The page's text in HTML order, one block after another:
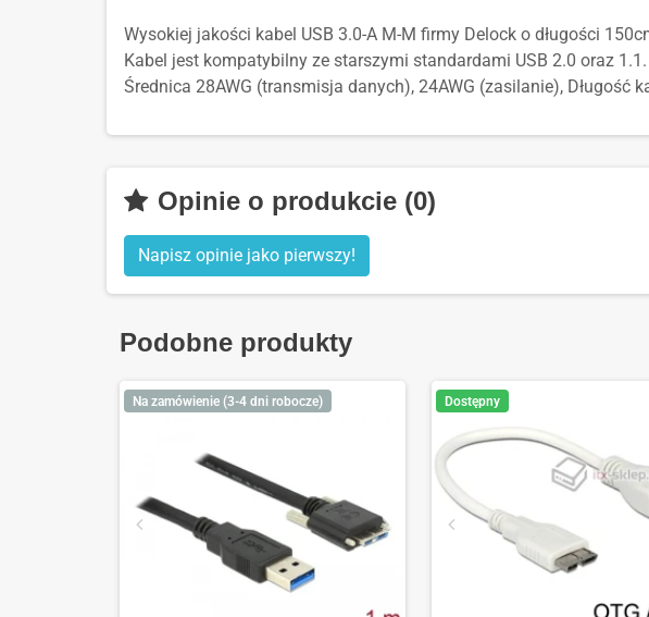
Wysokiej jakości kabel USB 3.0-A M-M firmy Delock o długości
Kabel jest kompatybilny ze starszymi standardami USB 2.0 oraz
Średnica 28AWG (transmisja danych), 24AWG (zasilanie), Długość
Opinie o produkcie (0)
Napisz opinie jako pierwszy!
Podobne produkty
Na zamówienie (3-4 dni robocze) Dostępny